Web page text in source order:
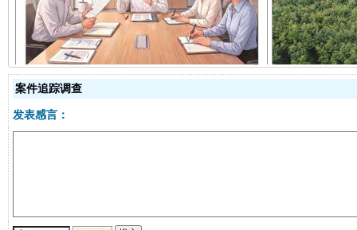
案件追踪调查
发表感言：